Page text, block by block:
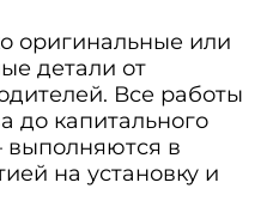
оригинальные или
детали от
Все работы
до капитального
выполняются в
на установку и